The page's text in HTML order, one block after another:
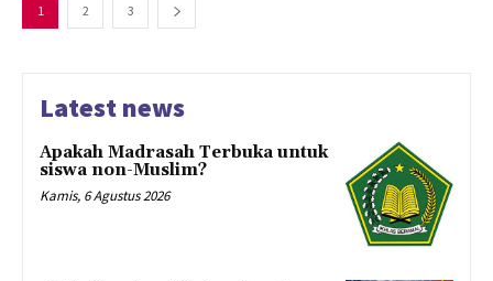
1 2 3
Latest news
Apakah Madrasah Terbuka untuk
siswa non-Muslim?
Kamis, 6 Agustus 2026